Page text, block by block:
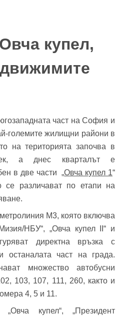
купел,
част на София и
големите жилищни райони в
на територията започва в
а днес кварталът е
в две части „Овча купел 1“
се различават по етапи на
М3, която включва
НБУ“, „Овча купел II“ и
директна връзка с
останалата част на града.
множество автобусни
103, 107, 111, 260, както и
4, 5 и 11.
купел“, „Президент